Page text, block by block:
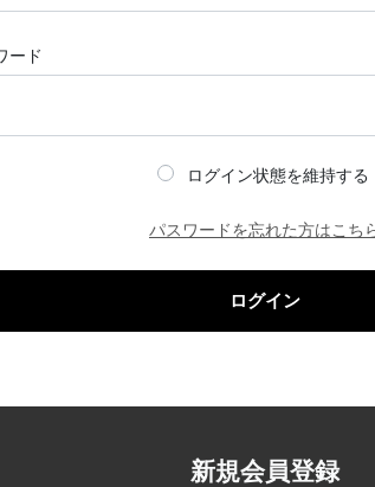
ード
ログイン状態を維持する
パスワードを忘れた方はこち
ログイン
新規会員登録